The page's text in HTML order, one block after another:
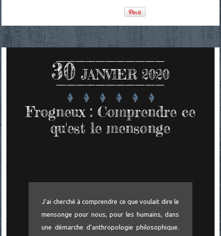
30 JANVIER 2020
Frogneux : Comprendre ce
qu'est le mensonge
J'ai cherché à comprendre ce que voulait dire le
mensonge pour nous, pour les humains, dans
une démarche d'anthropologie philosophique.